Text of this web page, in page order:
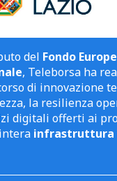
del Fondo
, Teleborsa ha
di innovazione
la resilienza
digitali offerti ai
infrastruttura